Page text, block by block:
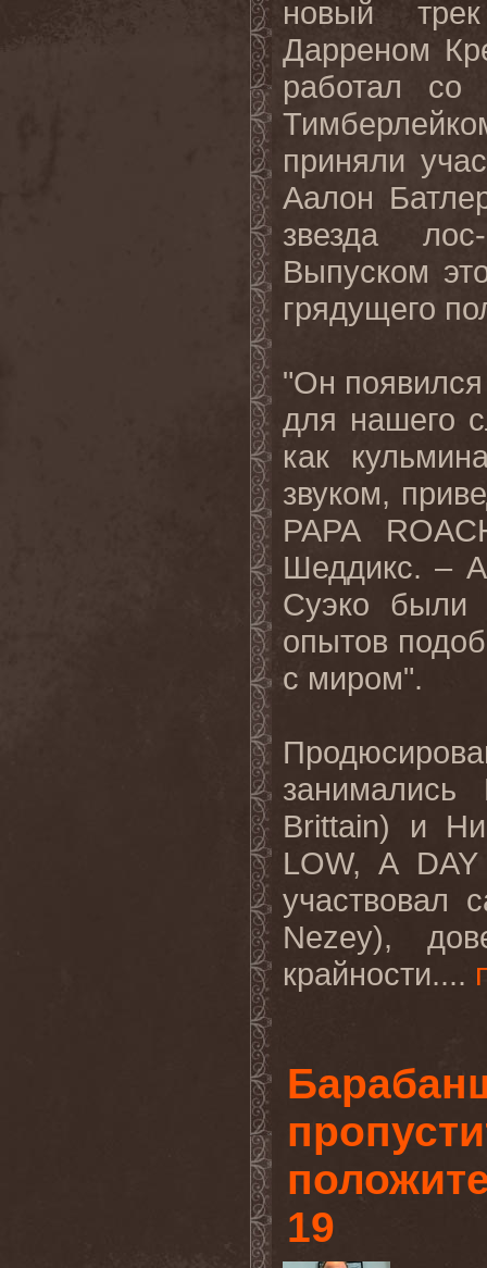
новый
Дарреном
работал со
приняли
Аалон
звезда
Выпуском
грядущего
"Он
для нашего
как
звуком,
PAPA
Шеддикс. –
Суэко были
опытов
с миром".
занимались
Brittain) и
LOW, A
участвовал
Nezey),
крайности....
19